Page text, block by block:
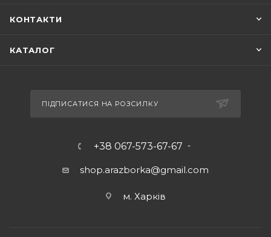
КОНТАКТИ
КАТАЛОГ
ПІДПИСАТИСЯ НА РОЗСИЛКУ
+38 067-573-67-67
shop.arazborka@gmail.com
м. Харків